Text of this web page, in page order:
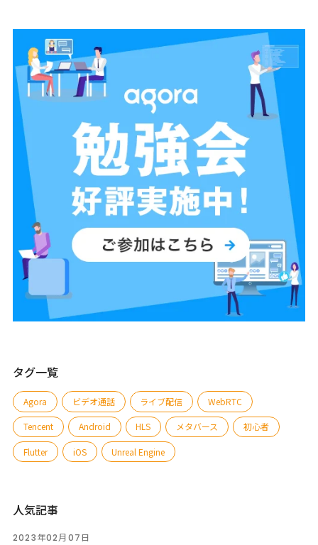
タグ一覧
Agora ビデオ通話 ライブ配信 WebRTC
Tencent Android HLS メタバース 初心者
Flutter iOS Unreal Engine
人気記事
2023年02月07日